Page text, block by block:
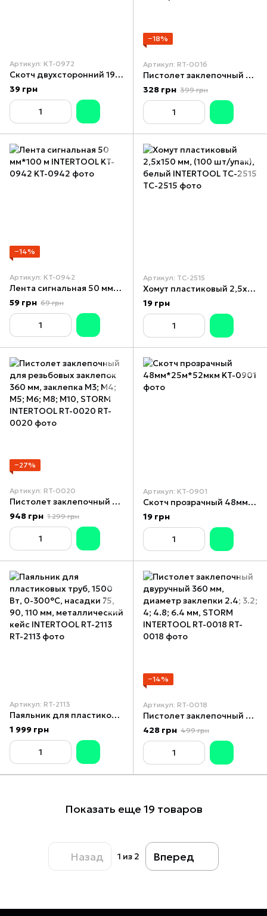
Артикул: KT-0972
Скотч двухсторонний 19 мм*5 м на вспененной основе
39 грн
−18%
Артикул: RT-0016
Пистолет заклепочный поворотный на 360°, 300 мм, диаметр заклепки 2.4; 3.2; 4; 4.8 мм, STORM INTERTOOL RT-0016
328 грн 399 грн
−14%
Артикул: KT-0942
Лента сигнальная 50 мм*100 м INTERTOOL KT-0942
59 грн 69 грн
Артикул: TC-2515
Хомут пластиковый 2,5x150 мм, (100 шт/упак), белый INTERTOOL TC-2515
19 грн
−27%
Артикул: RT-0020
Пистолет заклепочный для резьбовых заклепок 360 мм, заклепка M3; M4; M5; M6; M8; M10, STORM INTERTOOL RT-0020
948 грн 1 299 грн
Артикул: KT-0901
Скотч прозрачный 48мм*25м*52мкм
19 грн
Артикул: RT-2113
Паяльник для пластиковых труб, 1500 Вт, 0-300°C, насадки 75, 90, 110 мм, металлический кейс INTERTOOL RT-2113
1 999 грн
−14%
Артикул: RT-0018
Пистолет заклепочный двуручный 360 мм, диаметр заклепки 2.4; 3.2; 4; 4.8; 6.4 мм, STORM INTERTOOL RT-0018
428 грн 499 грн
Показать еще 19 товаров
Назад 1 из 2 Вперед